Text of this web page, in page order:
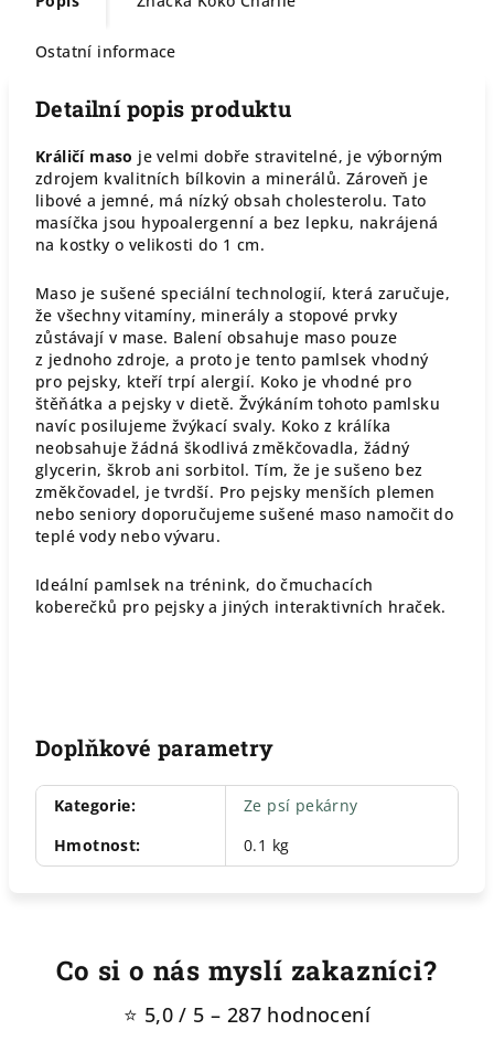
Ostatní informace
Detailní popis produktu
Králičí maso je velmi dobře stravitelné, je výborným
zdrojem kvalitních bílkovin a minerálů. Zároveň je
libové a jemné, má nízký obsah cholesterolu. Tato
masíčka jsou hypoalergenní a bez lepku, nakrájená
na kostky o velikosti do 1 cm.
Maso je sušené speciální technologií, která zaručuje,
že všechny vitamíny, minerály a stopové prvky
zůstávají v mase. Balení obsahuje maso pouze
z jednoho zdroje, a proto je tento pamlsek vhodný
pro pejsky, kteří trpí alergií. Koko je vhodné pro
štěňátka a pejsky v dietě. Žvýkáním tohoto pamlsku
navíc posilujeme žvýkací svaly. Koko z králíka
neobsahuje žádná škodlivá změkčovadla, žádný
glycerin, škrob ani sorbitol. Tím, že je sušeno bez
změkčovadel, je tvrdší. Pro pejsky menších plemen
nebo seniory doporučujeme sušené maso namočit do
teplé vody nebo vývaru.
Ideální pamlsek na trénink, do čmuchacích
koberečků pro pejsky a jiných interaktivních hraček.
Doplňkové parametry
Kategorie:
Ze psí pekárny
Hmotnost: 0.1 kg
Co si o nás myslí zakazníci?
⭐ 5,0 / 5 – 287 hodnocení